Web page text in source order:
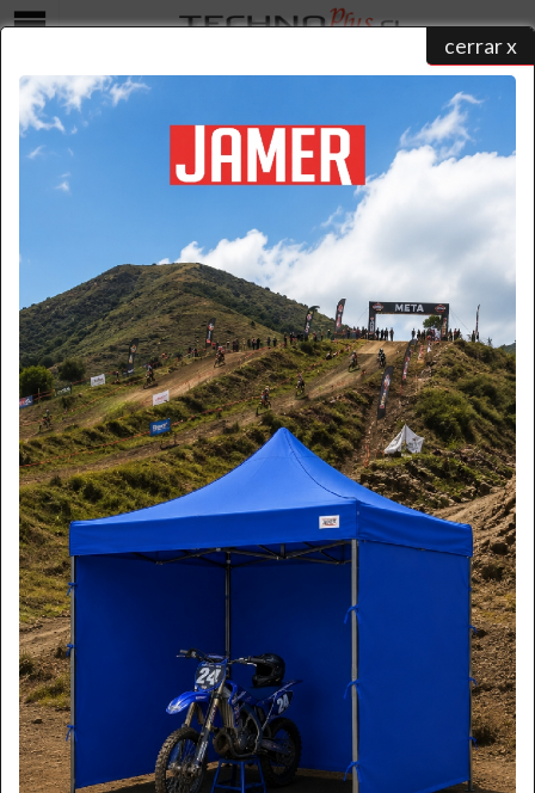
cerrar x
Escalera Cuprum Duomax | 6 Pies Profesional para Casa
home/catálogo de productos/escaleras de aluminio/duomax/ esc. aluminio tijera 1.83m
duomax